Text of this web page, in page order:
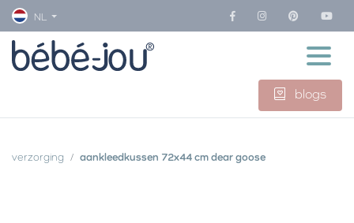
NL
blogs
verzorging aankleedkussen 72x44 cm dear goose